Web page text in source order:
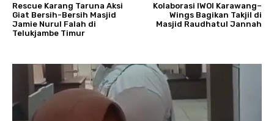
Rescue Karang Taruna Aksi
Giat Bersih-Bersih Masjid
Jamie Nurul Falah di
Telukjambe Timur
Kolaborasi IWOI Karawang–
Wings Bagikan Takjil di
Masjid Raudhatul Jannah